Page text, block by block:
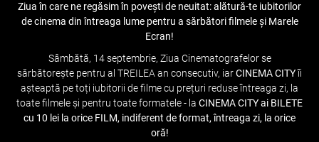
Ziua în care ne regăsim în povești de neuitat: alătură-te iubitorilor
de cinema din întreaga lume pentru a sărbători filmele și Marele
Ecran!
Sâmbătă, 14 septembrie, Ziua Cinematografelor se
sărbătorește pentru al TREILEA an consecutiv, iarCINEMA CITYîi
așteaptă pe toți iubitorii de filme cu prețuri reduse întreaga zi, la
toate filmele și pentru toate formatele - la CINEMA CITY ai BILETE
cu 10 lei la orice FILM, indiferent de format, întreaga zi, la orice
oră!